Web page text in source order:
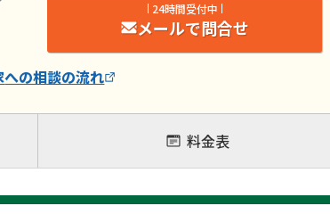
24時間受付中
メールで問合せ
への相談の流れ
料金表